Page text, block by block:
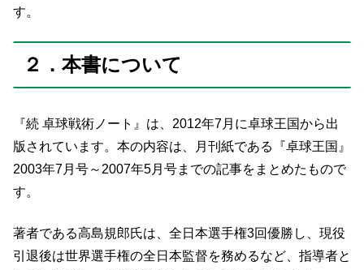
す。
２．本書について
『続 卓球戦術ノート』は、2012年7月に卓球王国から出
版されています。本の内容は、月刊紙である『卓球王国』
2003年7月号～2007年5月号までの記事をまとめたもので
す。
著者である高島規郎氏は、全日本選手権3回優勝し、現役
引退後は世界選手権の全日本監督を務めるなど、指導者と